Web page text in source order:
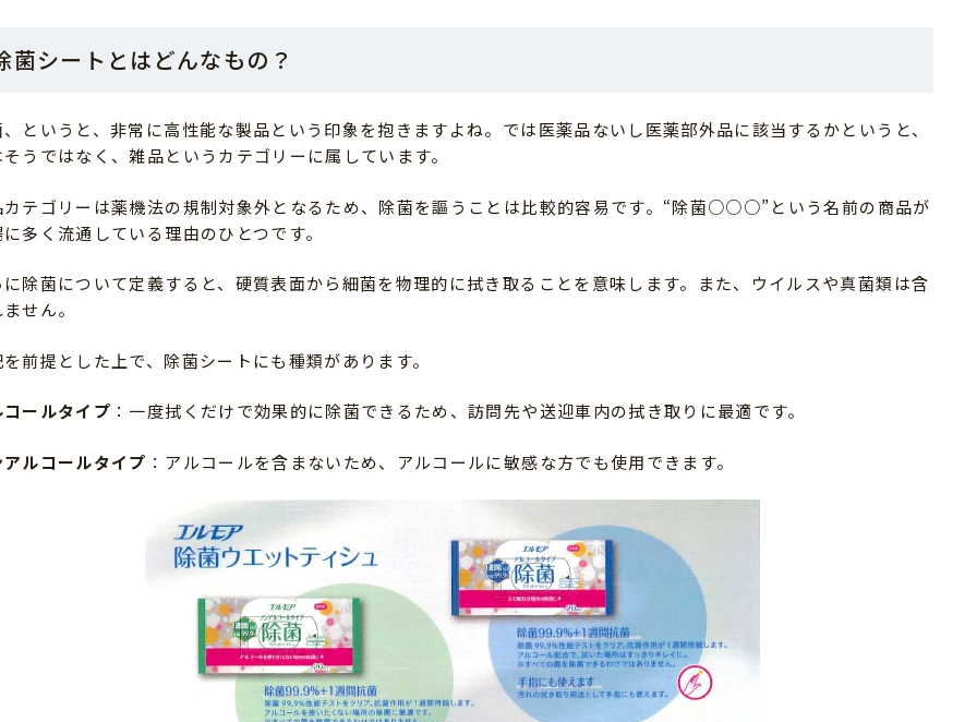
菌シートとはどんなもの？
、というと、非常に高性能な製品という印象を抱きますよね。では医薬品ないし医薬部外品に該当するかというと、
うではなく、雑品というカテゴリーに属しています。
カテゴリーは薬機法の規制対象外となるため、除菌を謳うことは比較的容易です。“除菌○○○”という名前の商品が
多く流通している理由のひとつです。
に除菌について定義すると、硬質表面から細菌を物理的に拭き取ることを意味します。また、ウイルスや真菌類は含
せん。
を前提とした上で、除菌シートにも種類があります。
コールタイプ ：一度拭くだけで効果的に除菌できるため、訪問先や送迎車内の拭き取りに最適です。
アルコールタイプ ：アルコールを含まないため、アルコールに敏感な方でも使用できます。